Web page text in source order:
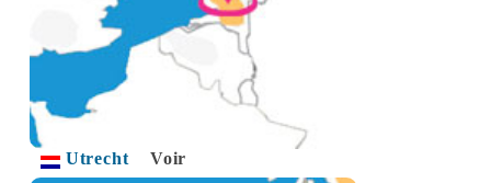
Utrecht Voir